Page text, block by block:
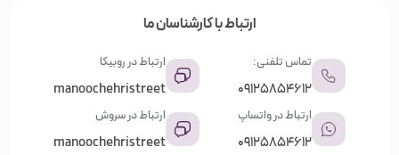
ارتباط با کارشناسان ما
تماس تلفنی:
09125854612
ارتباط در واتساپ
09125854612
ارتباط در روبیکا
manoochehristreet
ارتباط در سروش
manoochehristreet